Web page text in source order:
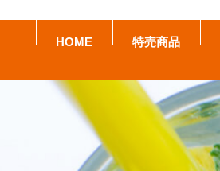
HOME 特売商品